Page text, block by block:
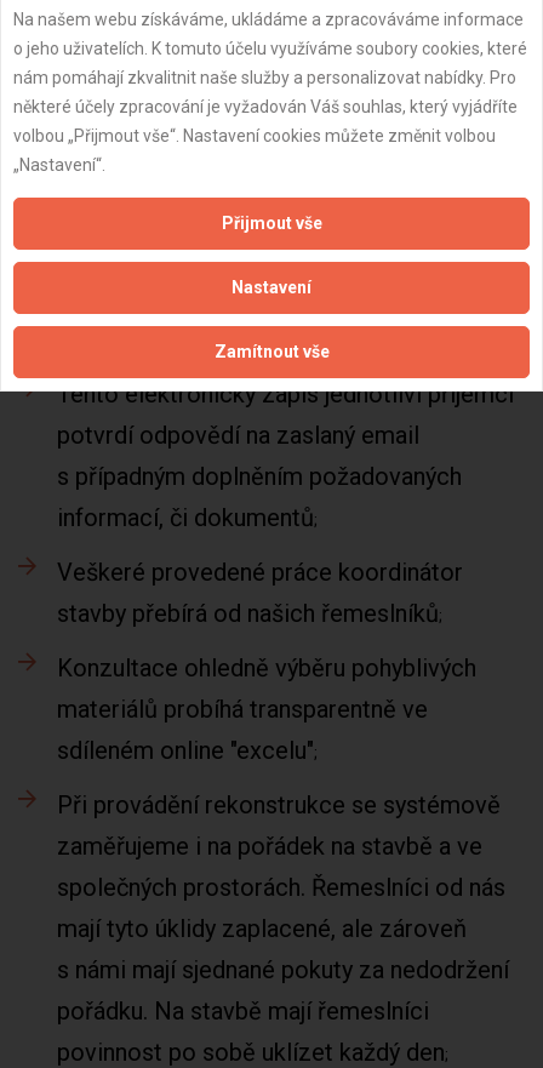
aktuálně provedených prací upřesňují
postupy následných prací, domlouvají se
případné změny, nebo se sjednávají
případné vícepráce, či méněpráce. Veškeré
dohody se na místě společně formulují
do jednotlivých bodů, které následně
koordinátor stavby rozesílá všem
zúčastněným emailem v předpřipravené
šabloně zápisu z kontrolního dne
Tento elektronický zápis jednotliví příjemci
potvrdí odpovědí na zaslaný email
s případným doplněním požadovaných
informací, či dokumentů
Veškeré provedené práce koordinátor
stavby přebírá od našich řemeslníků
Konzultace ohledně výběru pohyblivých
materiálů probíhá transparentně ve
sdíleném online "excelu"
Při provádění rekonstrukce se systémově
zaměřujeme i na pořádek na stavbě a ve
společných prostorách. Řemeslníci od nás
mají tyto úklidy zaplacené, ale zároveň
s námi mají sjednané pokuty za nedodržení
pořádku. Na stavbě mají řemeslníci
povinnost po sobě uklízet každý den
Na našem webu získáváme, ukládáme a zpracováváme informace
o jeho uživatelích. K tomuto účelu využíváme soubory cookies, které
nám pomáhají zkvalitnit naše služby a personalizovat nabídky. Pro
některé účely zpracování je vyžadován Váš souhlas, který vyjádříte
volbou „Přijmout vše“. Nastavení cookies můžete změnit volbou
„Nastavení“.
Přijmout vše
Nastavení
Zamítnout vše